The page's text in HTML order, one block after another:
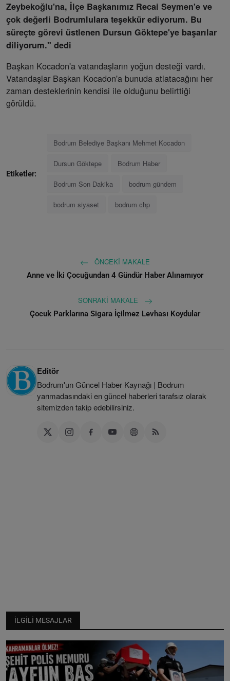
Zeybekoğlu'na, İlçe Başkanımız Recai Seymen'e ve
çok değerli Bodrumlulara teşekkür ediyorum. Bu
süreçte görevi üstlenen Dursun Göktepe'ye başarılar
diliyorum." dedi
Başkan Kocadon'a vatandaşların yoğun desteği vardı.
Vatandaşlar Başkan Kocadon'a bunuda atlatacağını her
zaman desteklerinin kendisi ile olduğunu belirttiği
görüldü.
Etiketler:
Bodrum Belediye Başkanı Mehmet Kocadon
Dursun Göktepe Bodrum Haber
Bodrum Son Dakika bodrum gündem
bodrum siyaset bodrum chp
ÖNCEKI MAKALE
Anne ve İki Çocuğundan 4 Gündür Haber Alınamıyor
SONRAKI MAKALE
Çocuk Parklarına Sigara İçilmez Levhası Koydular
Editör
Bodrum'un Güncel Haber Kaynağı | Bodrum
yarımadasındaki en güncel haberleri tarafsız olarak
sitemizden takip edebilirsiniz.
İLGILI MESAJLAR